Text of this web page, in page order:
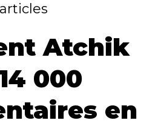
Atchik
000
en